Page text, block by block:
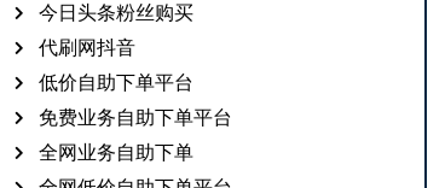
今日头条粉丝购买
代刷网抖音
低价自助下单平台
免费业务自助下单平台
全网业务自助下单